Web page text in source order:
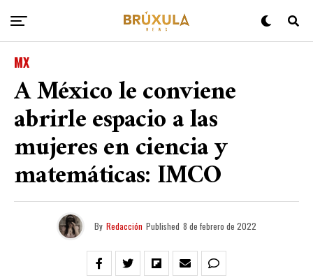
MX
A México le conviene
abrirle espacio a las
mujeres en ciencia y
matemáticas: IMCO
By Redacción Published 8 de febrero de 2022